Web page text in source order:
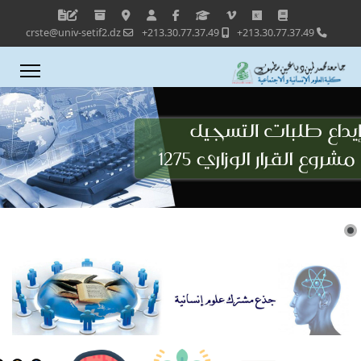
213.30.77.37.49+
213.30.77.37.49+
crste@univ-setif2.dz